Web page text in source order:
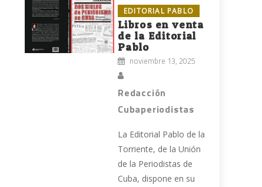
EDITORIAL PABLO
Libros en venta
de la Editorial
Pablo
noviembre 13, 2025
Redacción
Cubaperiodistas
La Editorial Pablo de la
Torriente, de la Unión
de la Periodistas de
Cuba, dispone en su